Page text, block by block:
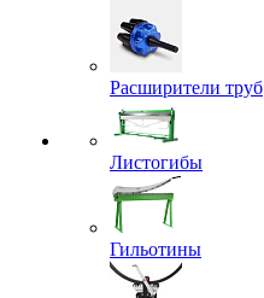
Расширители труб
Листогибы
Гильотины